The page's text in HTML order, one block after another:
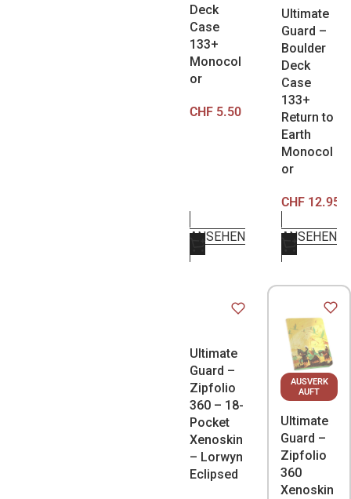
Deck
Case
133+
Monocol
or
CHF 5.50
ANSEHEN
Ultimate
Guard –
Boulder
Deck
Case
133+
Return to
Earth
Monocol
or
CHF 12.95
ANSEHEN
Ultimate
Guard –
Zipfolio
360 – 18-
Pocket
Xenoskin
– Lorwyn
Eclipsed
AUSVERK
AUFT
Ultimate
Guard –
Zipfolio
360
Xenoskin